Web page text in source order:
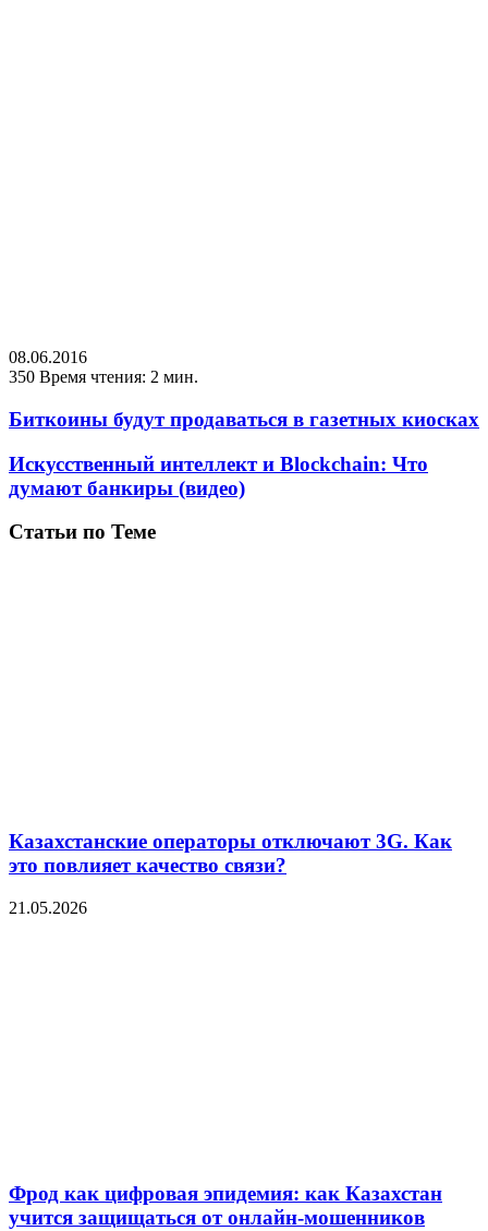
08.06.2016
350 Время чтения: 2 мин.
Биткоины будут продаваться в газетных киосках
Искусственный интеллект и Blockchain: Что
думают банкиры (видео)
Статьи по Теме
Казахстанские операторы отключают 3G. Как
это повлияет качество связи?
21.05.2026
Фрод как цифровая эпидемия: как Казахстан
учится защищаться от онлайн-мошенников